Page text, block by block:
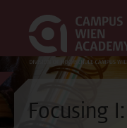
Focusing